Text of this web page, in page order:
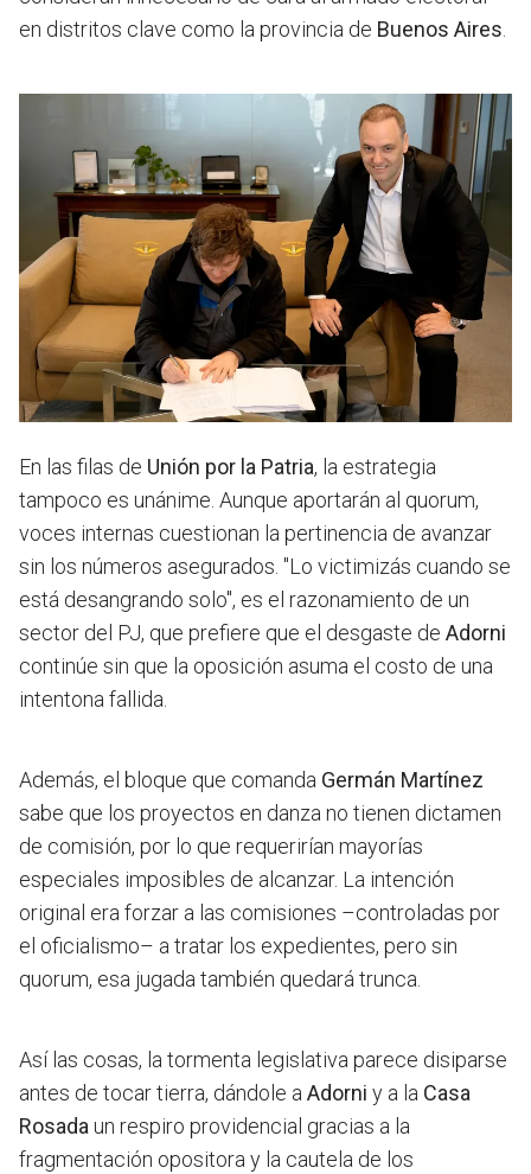
en distritos clave como la provincia de Buenos Aires
En las filas de Unión por la Patria, la estrategia
tampoco es unánime. Aunque aportarán al quorum,
voces internas cuestionan la pertinencia de avanzar
sin los números asegurados. "Lo victimizás cuando se
está desangrando solo", es el razonamiento de un
sector del PJ, que prefiere que el desgaste de Adorni
continúe sin que la oposición asuma el costo de una
intentona fallida.
Además, el bloque que comanda Germán Martínez
sabe que los proyectos en danza no tienen dictamen
de comisión, por lo que requerirían mayorías
especiales imposibles de alcanzar. La intención
original era forzar a las comisiones –controladas por
el oficialismo– a tratar los expedientes, pero sin
quorum, esa jugada también quedará trunca.
Así las cosas, la tormenta legislativa parece disiparse
antes de tocar tierra, dándole a Adorni y a la Casa
Rosada un respiro providencial gracias a la
fragmentación opositora y la cautela de los